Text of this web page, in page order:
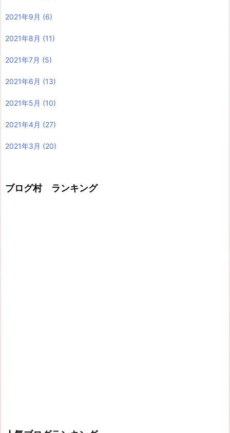
2021年9月 (6)
2021年8月 (11)
2021年7月 (5)
2021年6月 (13)
2021年5月 (10)
2021年4月 (27)
2021年3月 (20)
ブログ村 ランキング